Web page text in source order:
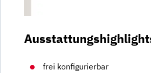
frei konfigurierbar